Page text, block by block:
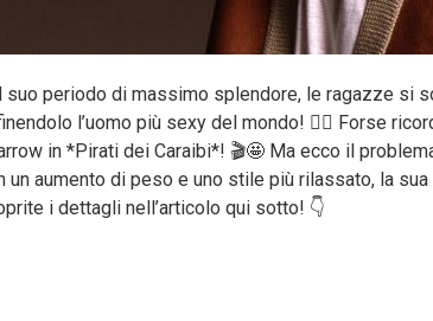
suo periodo di massimo splendore, le ragazze si
l’uomo più sexy del mondo! ❤️‍🔥 Forse
in *Pirati dei Caraibi*! 🎬🤩 Ma ecco il
un aumento di peso e uno stile più rilassato, la
i dettagli nell’articolo qui sotto! 👇